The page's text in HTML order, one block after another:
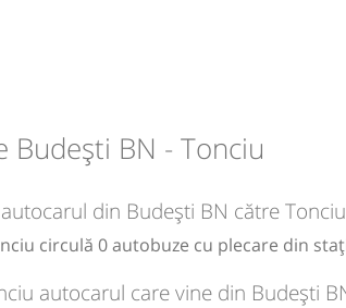
Zile de circulație:
Budești BN - Tonciu
din Budești BN către
circulă 0 autobuze cu plecare din
autocarul care vine din Budești